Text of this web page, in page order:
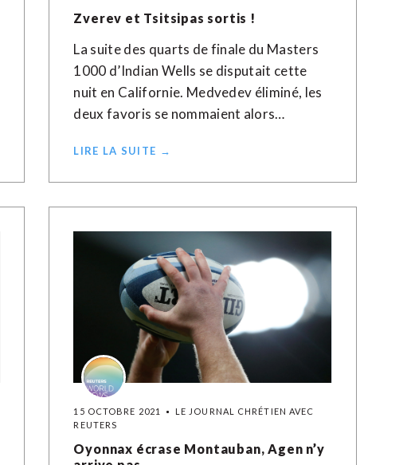
Zverev et Tsitsipas sortis !
La suite des quarts de finale du Masters
1000 d’Indian Wells se disputait cette
nuit en Californie. Medvedev éliminé, les
deux favoris se nommaient alors…
LIRE LA SUITE →
15 OCTOBRE 2021
LE JOURNAL CHRÉTIEN AVEC
REUTERS
Oyonnax écrase Montauban, Agen n’y